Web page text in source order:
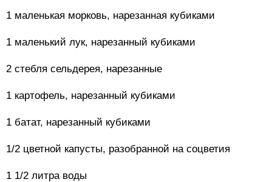
1 маленькая морковь, нарезанная кубиками
1 маленький лук, нарезанный кубиками
2 стебля сельдерея, нарезанные
1 картофель, нарезанный кубиками
1 батат, нарезанный кубиками
1/2 цветной капусты, разобранной на соцветия
1 1/2 литра воды